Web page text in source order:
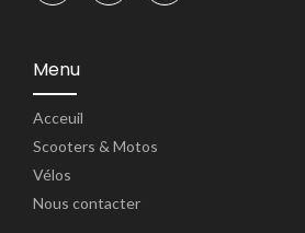
Menu
Acceuil
Scooters & Motos
Vélos
Nous contacter